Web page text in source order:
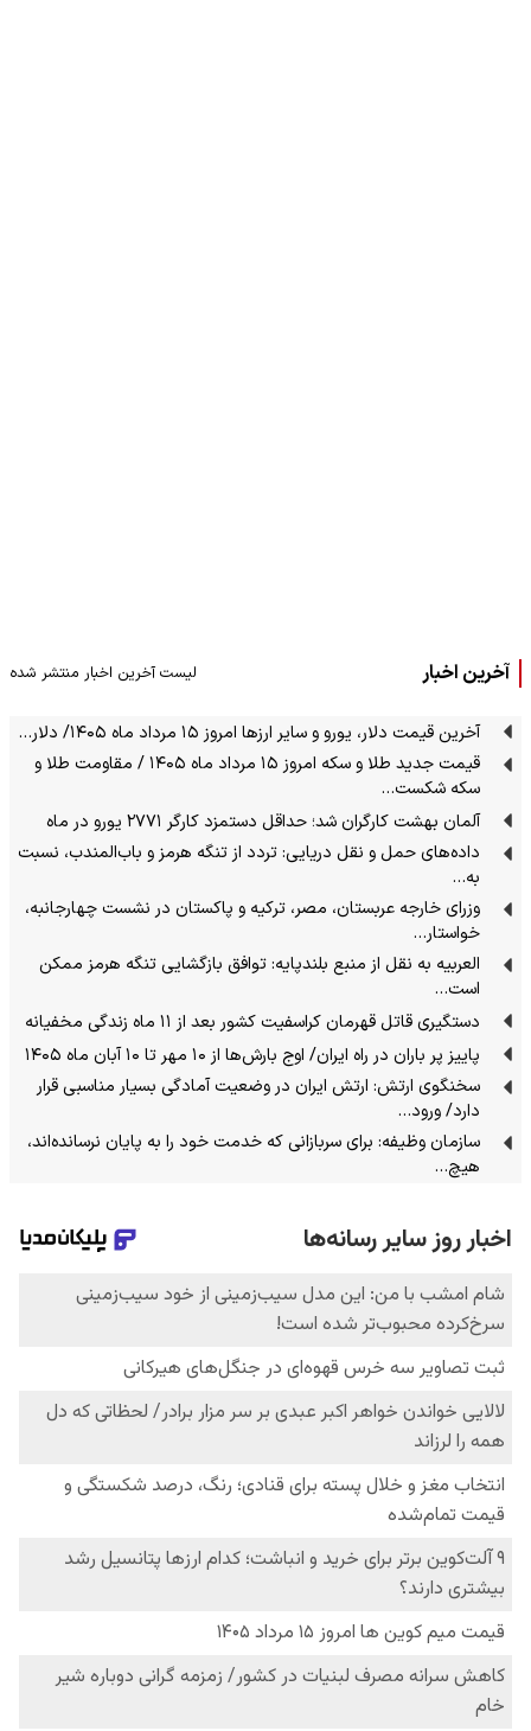
آخرین اخبار لیست آخرین اخبار منتشر شده
آخرین قیمت دلار، یورو و سایر ارزها امروز ۱۵ مرداد ماه ۱۴۰۵/ دلار…
قیمت جدید طلا و سکه امروز ۱۵ مرداد ماه ۱۴۰۵ / مقاومت طلا و
سکه شکست…
آلمان بهشت کارگران شد؛ حداقل دستمزد کارگر ۲۷۷۱ یورو در ماه
داده‌های حمل‌ و نقل دریایی: تردد از تنگه‌ هرمز و باب‌المندب، نسبت
به…
وزرای خارجه عربستان، مصر، ترکیه و پاکستان در نشست چهارجانبه،
خواستار…
العربیه به نقل از منبع بلندپایه: توافق بازگشایی تنگه هرمز ممکن
است…
دستگیری قاتل قهرمان کراسفیت کشور بعد از ۱۱ ماه زندگی مخفیانه
پاییز پر باران در راه ایران/ اوج بارش‌ها از ۱۰ مهر تا ۱۰ آبان ماه ۱۴۰۵
سخنگوی ارتش: ارتش ایران در وضعیت آمادگی بسیار مناسبی قرار
دارد/ ورود…
سازمان وظیفه: برای سربازانی که خدمت خود را به پایان نرسانده‌اند،
هیچ…